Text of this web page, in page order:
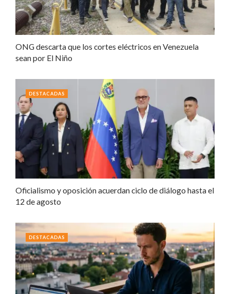
ONG descarta que los cortes eléctricos en Venezuela
sean por El Niño
Oficialismo y oposición acuerdan ciclo de diálogo hasta el
12 de agosto
DESTACADAS
DESTACADAS